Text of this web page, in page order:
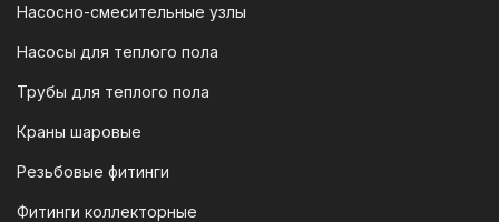
юридических лиц
Для наших корпоративных клиентов
мы предлагаем безналичную оплату по
выставим вам счет, который можно
оплатить в течение 3 рабочих дней.
Насосно-смесительные узлы
Насосы для теплого пола
Трубы для теплого пола
Краны шаровые
Резьбовые фитинги
Фитинги коллекторные